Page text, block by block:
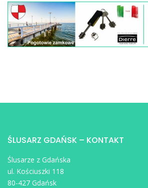
ŚLUSARZ GDAŃSK – KONTAKT
Ślusarze z Gdańska
ul. Kościuszki 118
80-427 Gdańsk